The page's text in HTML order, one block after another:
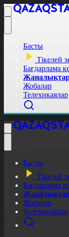
Басты
Тікелей
Бағдарлама
Жобалар
Телехикаялар
Басты
Тікелей
Бағдарлама
Жобалар
Телехикаялар